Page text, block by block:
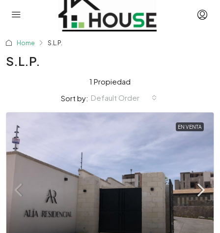
Home S.L.P.
S.L.P.
1 Propiedad
Sort by: Default Order
EN VENTA